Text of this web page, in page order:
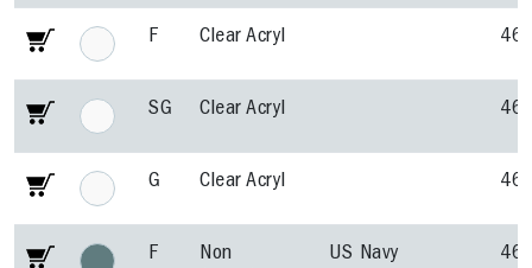
F Clear Acryl
SG Clear Acryl
G Clear Acryl
F
Non
US Navy